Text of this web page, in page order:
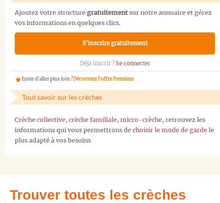
Ajoutez votre structure gratuitementsur notre annuaire et gérez
vos informations en quelques clics.
S'inscrire gratuitement
Déjà inscrit ? Se connecter
Envie d'aller plus loin ?Découvrez l'offre Premium
Tout savoir sur les crèches
Crèche collective, crèche familiale, micro-crèche, retrouvez les
informations qui vous permettrons de choisir le mode de garde le
plus adapté à vos besoins
Trouver toutes les crèches